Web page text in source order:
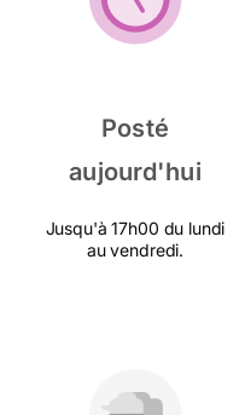
Posté
aujourd'hui
Jusqu'à 17h00 du lundi
au vendredi.